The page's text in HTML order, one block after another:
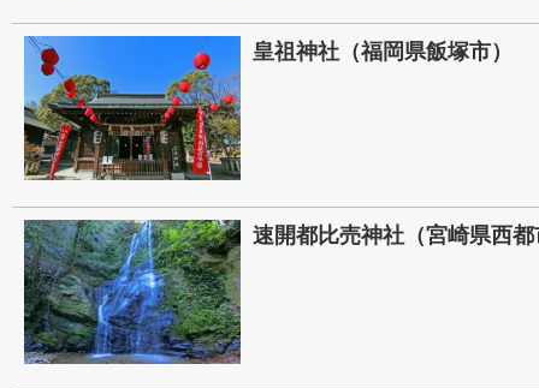
皇祖神社（福岡県飯塚市）
速開都比売神社（宮崎県西